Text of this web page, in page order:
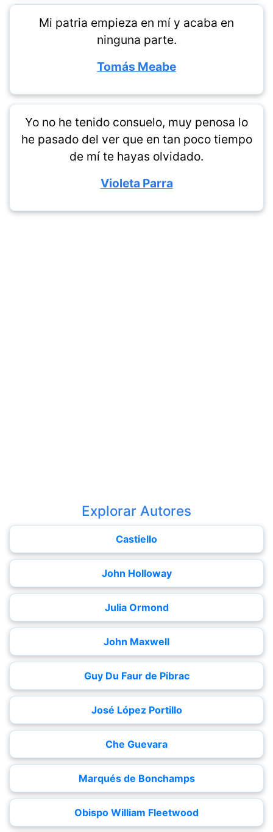
Mi patria empieza en mí y acaba en
ninguna parte.
Tomás Meabe
Yo no he tenido consuelo, muy penosa lo
he pasado del ver que en tan poco tiempo
de mí te hayas olvidado.
Violeta Parra
Explorar Autores
Castiello
John Holloway
Julia Ormond
John Maxwell
Guy Du Faur de Pibrac
José López Portillo
Che Guevara
Marqués de Bonchamps
Obispo William Fleetwood